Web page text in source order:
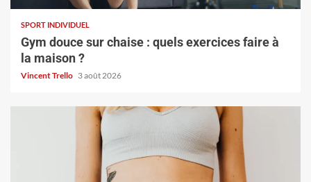
SPORT INDIVIDUEL
Gym douce sur chaise : quels exercices faire à
la maison ?
Vincent Trello 3 août 2026